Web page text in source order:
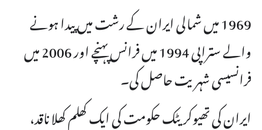
1969 میں شمالی ایران کے رشت میں پیدا ہونے
والے ستراپی 1994 میں فرانس پہنچے اور 2006 میں
فرانسیسی شہریت حاصل کی۔
ایران کی تھیوکریٹک حکومت کی ایک کھلم کھلا ناقد،